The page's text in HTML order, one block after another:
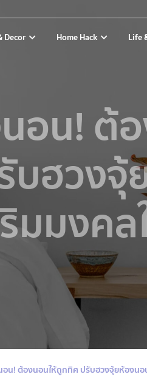
Decor Home Hack Life
อน! ต้
บฮวง
มมงค
น! ต้องนอนให้ถูกทิศ ปรับฮวงจุ้ยห้องนอน